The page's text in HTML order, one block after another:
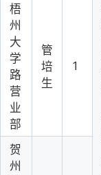
梧
州
大
学
路
营
业
部
管
培
生
1
贺
州